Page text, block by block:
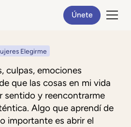
Únete
Elegirme
culpas, emociones
que las cosas en mi vida
sentido y reencontrarme
Algo que aprendí de
importante es abrir el